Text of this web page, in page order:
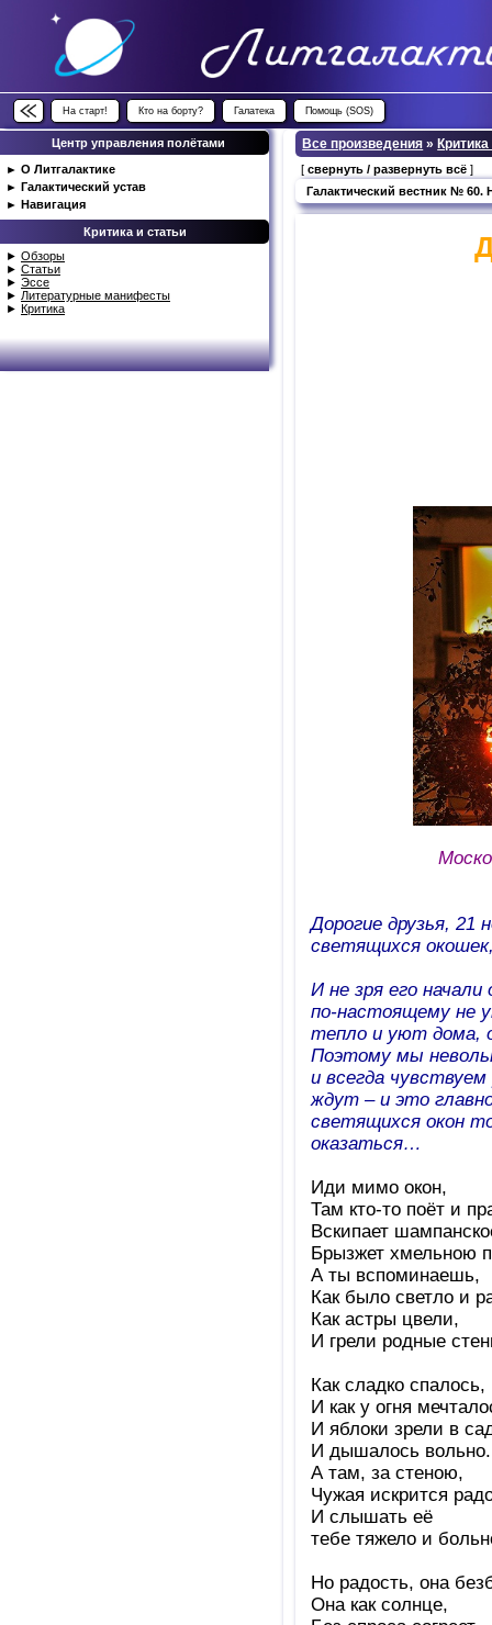
На старт! Кто на борту? Галатека Помощь (SOS)
Центр управления полётами
► О Литгалактике
► Галактический устав
► Навигация
Критика и статьи
► Обзоры
► Статьи
► Эссе
► Литературные манифесты
► Критика
Все произведения »
[свернуть / развернуть всё ]
Галактический вестник №
Дорогие друзья, 21
светящихся
И не зря его
по-настоящему не
тепло и уют дома,
Поэтому мы
и всегда
ждут – и это
светящихся окон
оказаться…
Иди мимо окон,
Там кто-то поёт и
Вскипает
Брызжет хмельною
А ты вспоминаешь,
Как было светло и
Как астры цвели,
И грели родные
Как сладко спалось,
И как у огня
И яблоки зрели в
И дышалось вольно.
А там, за стеною,
Чужая искрится
И слышать её
тебе тяжело и
Но радость, она
Она как солнце,